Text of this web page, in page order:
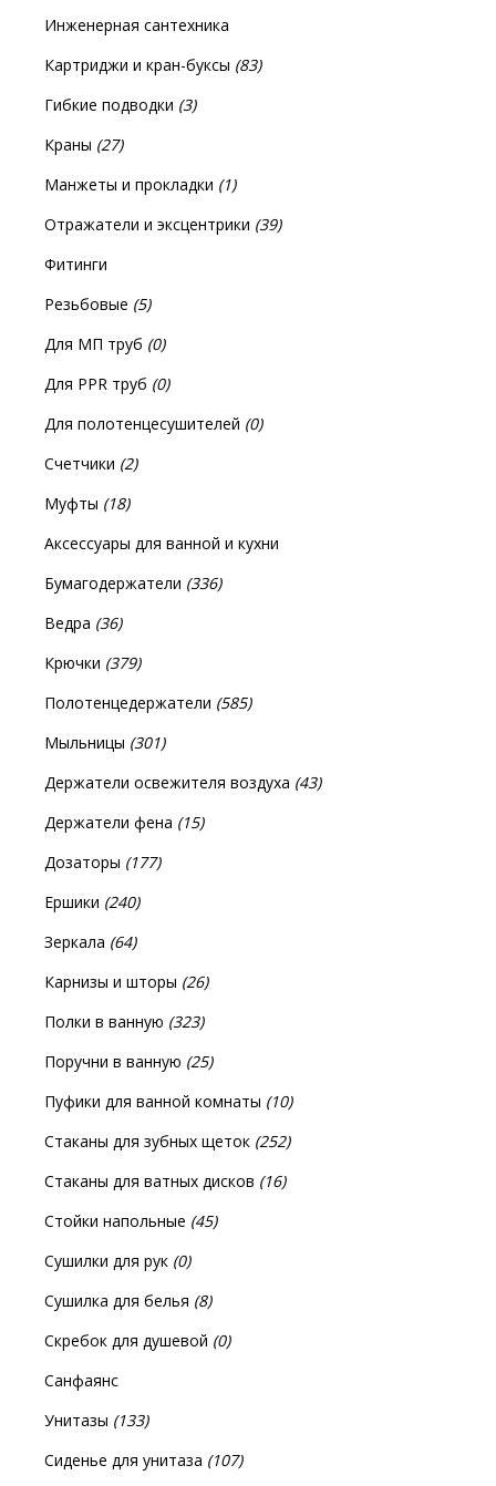
Инженерная сантехника
Картриджи и кран-буксы (83)
Гибкие подводки (3)
Краны (27)
Манжеты и прокладки (1)
Отражатели и эксцентрики (39)
Фитинги
Резьбовые (5)
Для МП труб (0)
Для PPR труб (0)
Для полотенцесушителей (0)
Счетчики (2)
Муфты (18)
Аксессуары для ванной и кухни
Бумагодержатели (336)
Ведра (36)
Крючки (379)
Полотенцедержатели (585)
Мыльницы (301)
Держатели освежителя воздуха (43)
Держатели фена (15)
Дозаторы (177)
Ершики (240)
Зеркала (64)
Карнизы и шторы (26)
Полки в ванную (323)
Поручни в ванную (25)
Пуфики для ванной комнаты (10)
Стаканы для зубных щеток (252)
Стаканы для ватных дисков (16)
Стойки напольные (45)
Сушилки для рук (0)
Сушилка для белья (8)
Скребок для душевой (0)
Санфаянс
Унитазы (133)
Сиденье для унитаза (107)